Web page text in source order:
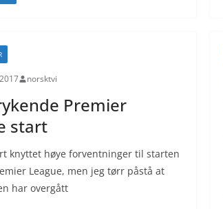
norsktvi
Premier
start
knyttet høye forventninger til starten
League, men jeg tørr påstå at
har overgått